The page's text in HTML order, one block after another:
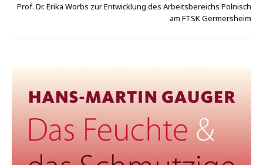
Prof. Dr. Erika Worbs zur Entwicklung des Arbeitsbereichs Polnisch
am FTSK Germersheim